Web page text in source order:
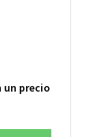
un precio